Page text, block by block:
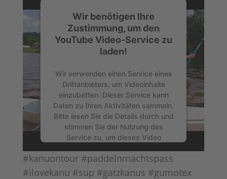
Wir benötigen Ihre
Zustimmung, um den
YouTube Video-Service zu
laden!
Wir verwenden einen Service eines
Drittanbieters, um Videoinhalte
einzubetten. Dieser Service kann
Daten zu Ihren Aktivitäten sammeln.
Bitte lesen Sie die Details durch und
stimmen Sie der Nutzung des
Service zu, um dieses Video
Mehr Informationen
#kanuontour #paddelnmachtspass
#ilovekanu #sup #gatzkanus #gumotex